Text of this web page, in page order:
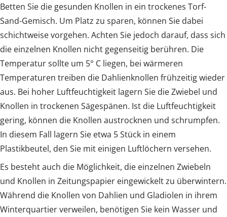
Betten Sie die gesunden Knollen in ein trockenes Torf-
Sand-Gemisch. Um Platz zu sparen, können Sie dabei
schichtweise vorgehen. Achten Sie jedoch darauf, dass sich
die einzelnen Knollen nicht gegenseitig berühren. Die
Temperatur sollte um 5° C liegen, bei wärmeren
Temperaturen treiben die Dahlienknollen frühzeitig wieder
aus. Bei hoher Luftfeuchtigkeit lagern Sie die Zwiebel und
Knollen in trockenen Sägespänen. Ist die Luftfeuchtigkeit
gering, können die Knollen austrocknen und schrumpfen.
In diesem Fall lagern Sie etwa 5 Stück in einem
Plastikbeutel, den Sie mit einigen Luftlöchern versehen.
Es besteht auch die Möglichkeit, die einzelnen Zwiebeln
und Knollen in Zeitungspapier eingewickelt zu überwintern.
Während die Knollen von Dahlien und Gladiolen in ihrem
Winterquartier verweilen, benötigen Sie kein Wasser und